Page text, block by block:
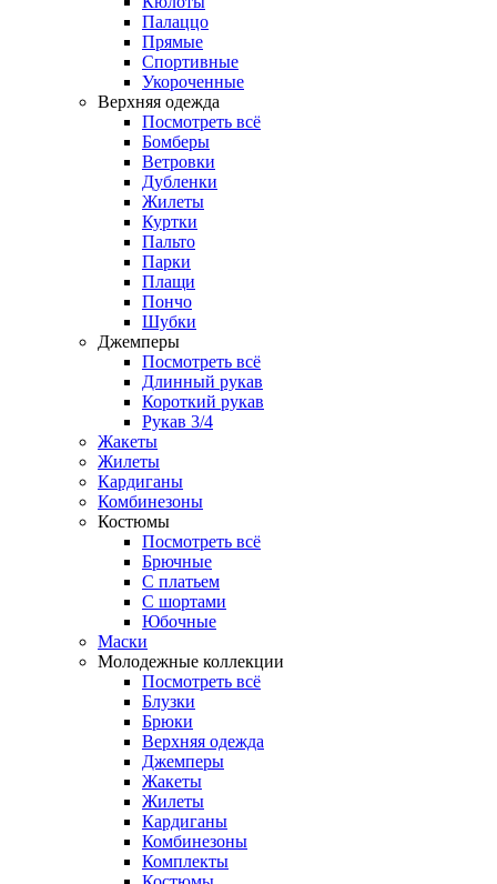
Палаццо
Прямые
Спортивные
Укороченные
Верхняя одежда
Посмотреть всё
Бомберы
Ветровки
Дубленки
Жилеты
Куртки
Пальто
Парки
Плащи
Пончо
Шубки
Джемперы
Посмотреть всё
Длинный рукав
Короткий рукав
Рукав 3/4
Жакеты
Жилеты
Кардиганы
Комбинезоны
Костюмы
Посмотреть всё
Брючные
С платьем
С шортами
Юбочные
Маски
Молодежные коллекции
Посмотреть всё
Блузки
Брюки
Верхняя одежда
Джемперы
Жакеты
Жилеты
Кардиганы
Комбинезоны
Комплекты